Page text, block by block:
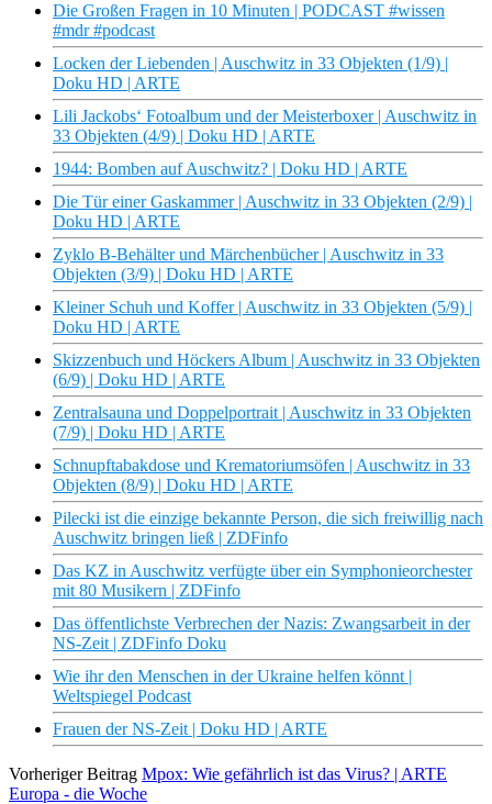
Die Großen Fragen in 10 Minuten | PODCAST #wissen
#mdr #podcast
Locken der Liebenden | Auschwitz in 33 Objekten (1/9) |
Doku HD | ARTE
Lili Jackobs‘ Fotoalbum und der Meisterboxer | Auschwitz in
33 Objekten (4/9) | Doku HD | ARTE
1944: Bomben auf Auschwitz? | Doku HD | ARTE
Die Tür einer Gaskammer | Auschwitz in 33 Objekten (2/9) |
Doku HD | ARTE
Zyklo B-Behälter und Märchenbücher | Auschwitz in 33
Objekten (3/9) | Doku HD | ARTE
Kleiner Schuh und Koffer | Auschwitz in 33 Objekten (5/9) |
Doku HD | ARTE
Skizzenbuch und Höckers Album | Auschwitz in 33 Objekten
(6/9) | Doku HD | ARTE
Zentralsauna und Doppelportrait | Auschwitz in 33 Objekten
(7/9) | Doku HD | ARTE
Schnupftabakdose und Krematoriumsöfen | Auschwitz in 33
Objekten (8/9) | Doku HD | ARTE
Pilecki ist die einzige bekannte Person, die sich freiwillig nach
Auschwitz bringen ließ | ZDFinfo
Das KZ in Auschwitz verfügte über ein Symphonieorchester
mit 80 Musikern | ZDFinfo
Das öffentlichste Verbrechen der Nazis: Zwangsarbeit in der
NS-Zeit | ZDFinfo Doku
Wie ihr den Menschen in der Ukraine helfen könnt |
Weltspiegel Podcast
Frauen der NS-Zeit | Doku HD | ARTE
Vorheriger Beitrag Mpox: Wie gefährlich ist das Virus? | ARTE
Europa - die Woche